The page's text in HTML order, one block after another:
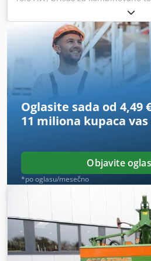
podešavanje pritiska za aktivaciju
raonika 430, ojačani vrh raonika
1 komad / nazubljen, priprema
Eay Es Aaijk
Oglasite sada od 4,49
11 miliona kupaca
Objavite
*po oglasu/mesečno